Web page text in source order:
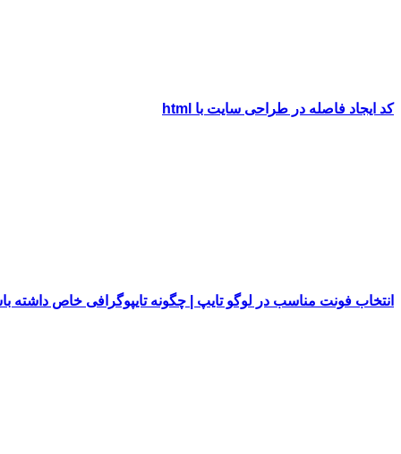
کد ایجاد فاصله در طراحی سایت با html
انتخاب فونت مناسب در لوگو تایپ | چگونه تایپوگرافی خاص داشته